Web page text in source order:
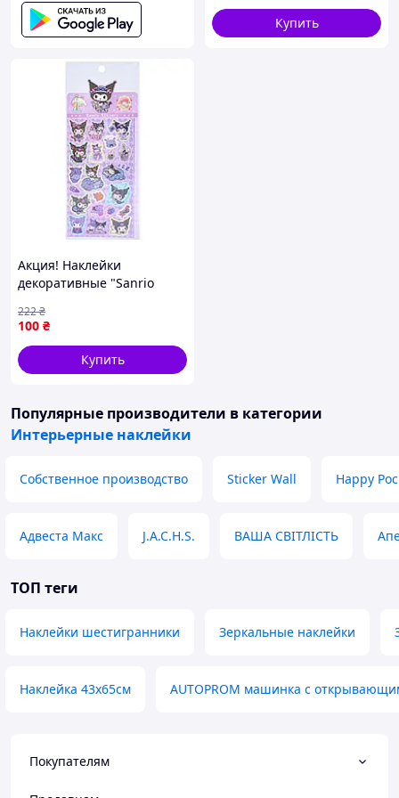
Купить
Акция! Наклейки
декоративные "Sanrio
блестками - По лучшей
цене!
100 ₴
222₴
Купить
Популярные производители в категории
Интерьерные наклейки
Собственное производство Sticker Wall Happy
Адвеста Макс J.A.C.H.S. ВАША СВІТЛІСТЬ
ТОП теги
Наклейки шестигранники Зеркальные наклейки
Наклейка 43х65см AUTOPROM машинка с
Покупателям